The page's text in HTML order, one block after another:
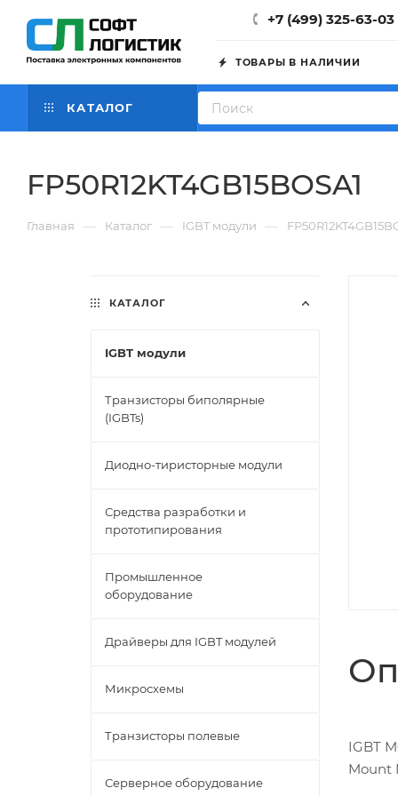
+7 (499) 325-63-03
ТОВАРЫ В НАЛИЧИИ
КАТАЛОГ
FP50R12KT4GB15BOSA1
Главная — Каталог — IGBT модули —
IGBT
Mount
КАТАЛОГ
IGBT модули
Транзисторы биполярные
(IGBTs)
Диодно-тиристорные модули
Средства разработки и
прототипирования
Промышленное
оборудование
Драйверы для IGBT модулей
Микросхемы
Транзисторы полевые
Серверное оборудование